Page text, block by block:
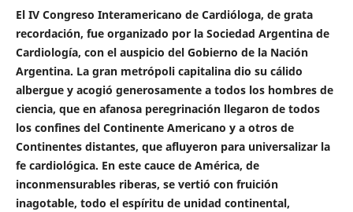
El IV Congreso Interamericano de Cardióloga, de grata
recordación, fue organizado por la Sociedad Argentina de
Cardiología, con el auspicio del Gobierno de la Nación
Argentina. La gran metrópoli capitalina dio su cálido
albergue y acogió generosamente a todos los hombres de
ciencia, que en afanosa peregrinación llegaron de todos
los confines del Continente Americano y a otros de
Continentes distantes, que afluyeron para universalizar la
fe cardiológica. En este cauce de América, de
inconmensurables riberas, se vertió con fruición
inagotable, todo el espíritu de unidad continental,